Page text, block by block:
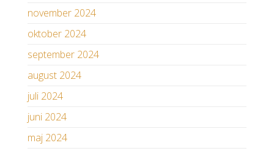
november 2024
oktober 2024
september 2024
august 2024
juli 2024
juni 2024
maj 2024